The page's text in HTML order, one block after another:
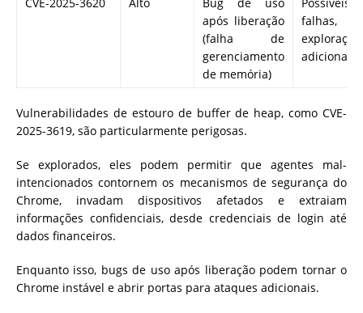
após liberação
(falha de
gerenciamento
de memória)
falhas,
exploração
adicional
Vulnerabilidades de estouro de buffer de heap, como CVE-
2025-3619, são particularmente perigosas.
Se explorados, eles podem permitir que agentes mal-
intencionados contornem os mecanismos de segurança do
Chrome, invadam dispositivos afetados e extraiam
informações confidenciais, desde credenciais de login até
dados financeiros.
Enquanto isso, bugs de uso após liberação podem tornar o
Chrome instável e abrir portas para ataques adicionais.